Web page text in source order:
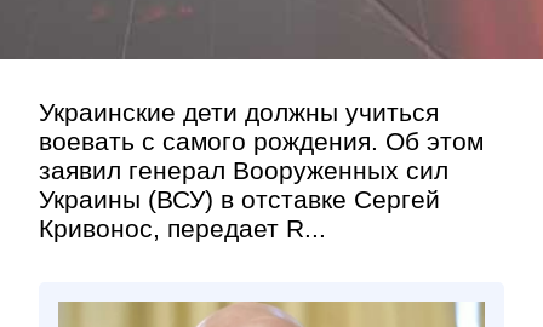
Украинские дети должны учиться
воевать с самого рождения. Об этом
заявил генерал Вооруженных сил
Украины (ВСУ) в отставке Сергей
Кривонос, передает R...
Контакт»